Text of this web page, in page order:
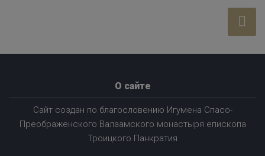
О сайте
Сайт создан по благословению Игумена Спасо-
Преображенского Валаамского монастыря епископа
Троицкого Панкратия